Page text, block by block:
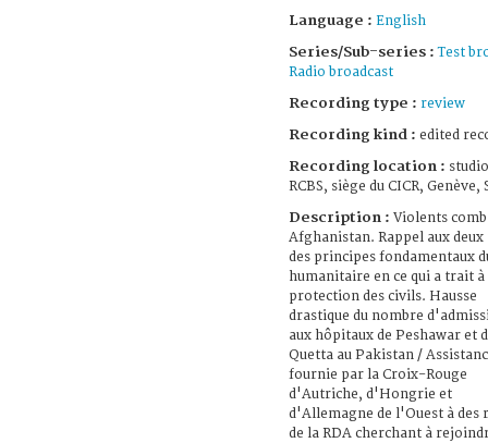
Language : English
Series/Sub-series :Test
Radio broadcast
Recording type : review
Recording kind : edited
Recording location :
RCBS, siège du CICR, Genève,
Description : Violents
Afghanistan. Rappel aux
des principes fondamentaux
humanitaire en ce qui a trait à
protection des civils. Hausse
drastique du nombre
aux hôpitaux de Peshawar et
Quetta au Pakistan /
fournie par la Croix-Rouge
d'Autriche, d'Hongrie et
d'Allemagne de l'Ouest à des
de la RDA cherchant à